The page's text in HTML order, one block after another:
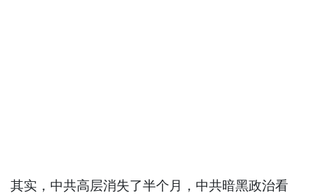
其实，中共高层消失了半个月，中共暗黑政治看